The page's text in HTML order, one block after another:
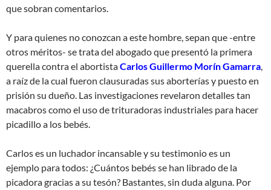
que sobran comentarios.
Y para quienes no conozcan a este hombre, sepan que -entre
otros méritos- se trata del abogado que presentó la primera
querella contra el abortistaCarlos Guillermo Morín Gamarra,
a raíz de la cual fueron clausuradas sus aborterías y puesto en
prisión su dueño. Las investigaciones revelaron detalles tan
macabros como el uso de trituradoras industriales para hacer
picadillo a los bebés.
Carlos es un luchador incansable y su testimonio es un
ejemplo para todos: ¿Cuántos bebés se han librado de la
picadora gracias a su tesón? Bastantes, sin duda alguna. Por